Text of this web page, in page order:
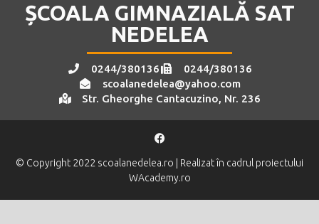
ȘCOALA GIMNAZIALĂ SAT
NEDELEA
0244/380136
0244/380136
scoalanedelea@yahoo.com
Str. Gheorghe Cantacuzino, Nr. 236
© Copyright 2022 scoalanedelea.ro | Realizat în cadrul proiectului
WAcademy.ro